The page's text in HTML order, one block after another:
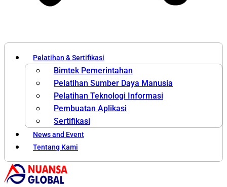
Pelatihan & Sertifikasi
Bimtek Pemerintahan
Pelatihan Sumber Daya Manusia
Pelatihan Teknologi Informasi
Pembuatan Aplikasi
Sertifikasi
News and Event
Tentang Kami